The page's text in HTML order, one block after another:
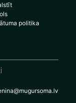
politika